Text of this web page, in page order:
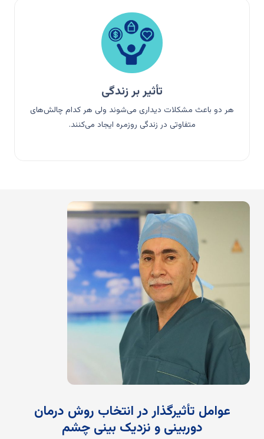
تأثیر بر زندگی
هر دو باعث مشکلات دیداری می‌شوند ولی هر کدام چالش‌های
متفاوتی در زندگی روزمره ایجاد می‌کنند.
عوامل تأثیرگذار در انتخاب روش درمان
دوربینی و نزدیک بینی چشم